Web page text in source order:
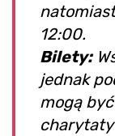
12:00.
Bilety:
jednak
mogą